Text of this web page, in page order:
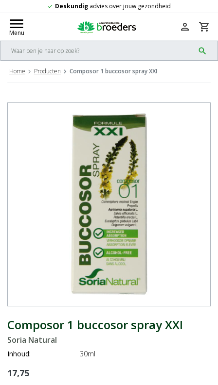
check Gratisverzending vanaf 50,-
menu
Menu
search
person shopping_cart
Home Producten Composor 1 buccosor spray XXI
Composor 1 buccosor spray XXI
Soria Natural
Inhoud: 30ml
17,75